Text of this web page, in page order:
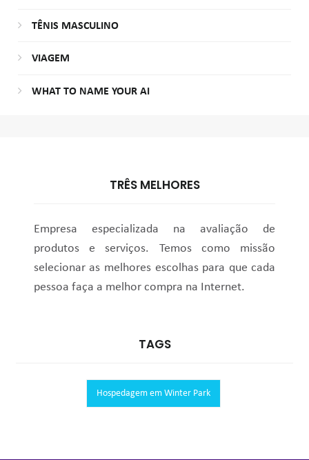
TÊNIS MASCULINO
VIAGEM
WHAT TO NAME YOUR AI
TRÊS MELHORES
Empresa especializada na avaliação de
produtos e serviços. Temos como missão
selecionar as melhores escolhas para que cada
pessoa faça a melhor compra na Internet.
TAGS
Hospedagem em Winter Park